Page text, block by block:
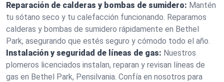
Reparación de calderas y bombas de sumidero: Mantén
tu sótano seco y tu calefacción funcionando. Reparamos
calderas y bombas de sumidero rápidamente en Bethel
Park, asegurando que estés seguro y cómodo todo el año.
Instalación y seguridad de líneas de gas: Nuestros
plomeros licenciados instalan, reparan y revisan líneas de
gas en Bethel Park, Pensilvania. Confía en nosotros para